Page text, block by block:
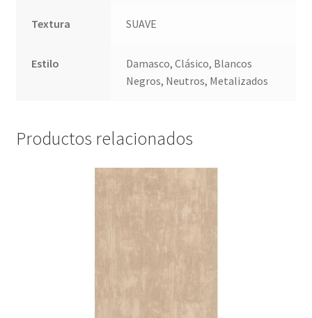
Textura SUAVE
Estilo
Damasco, Clásico, Blancos
Negros, Neutros, Metalizados
Productos relacionados